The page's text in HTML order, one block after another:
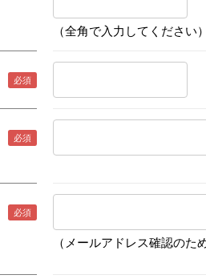
（全角で入力してください
（メールアドレス確認のた